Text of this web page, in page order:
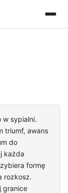
w sypialni.
triumf, awans
do
każda
formę
rozkosz.
granice